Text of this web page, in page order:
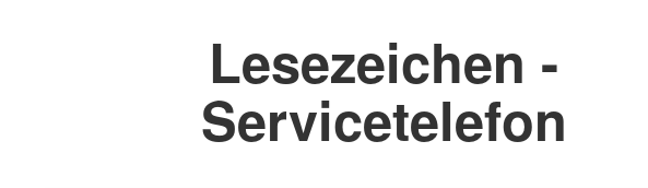
Lesezeichen -
Servicetelefon